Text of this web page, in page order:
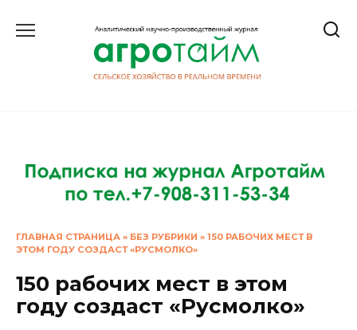
ГЛАВНАЯ СТРАНИЦА » БЕЗ РУБРИКИ » 150 РАБОЧИХ МЕСТ В
ЭТОМ ГОДУ СОЗДАСТ «РУСМОЛКО»
150 рабочих мест в этом
году создаст «Русмолко»